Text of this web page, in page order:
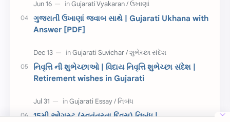
શિક્ષક દિવસ ઉત્તરાયણ
કહેવતો
Gujarati Slogans Gujarati Speech
ગુજરાતી વ્યાકરણ
જ્ઞાન સાધના પરીક્ષા Lekhan
ગુજરાતી ઉખાણાં જવાબ સાથે | Gujarati Ukhana with
Answer [PDF]
નિવૃત્તિ ની શુભેચ્છાઓ | વિદાય નિવૃત્તિ શુભેચ્છા સંદેશ |
Retirement wishes in Gujarati
15મી ઓગસ્ટ (સ્વતંત્રતા દિવસ) નિબંધ |